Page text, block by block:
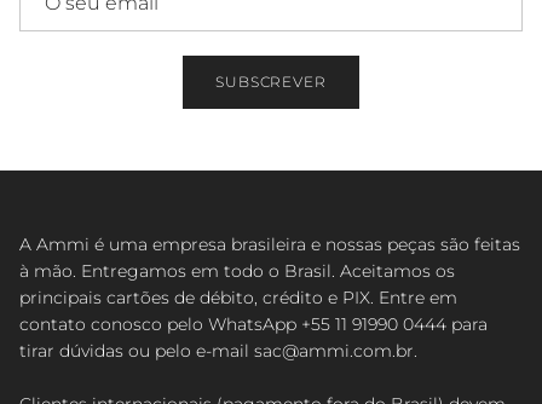
SUBSCREVER
A Ammi é uma empresa brasileira e nossas peças são feitas
à mão. Entregamos em todo o Brasil. Aceitamos os
principais cartões de débito, crédito e PIX. Entre em
contato conosco pelo WhatsApp +55 11 91990 0444 para
tirar dúvidas ou pelo e-mail sac@ammi.com.br.